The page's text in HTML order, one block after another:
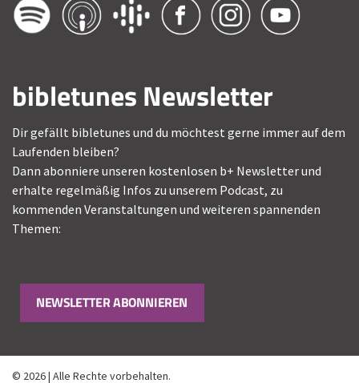
bibletunes Newsletter
Dir gefällt bibletunes und du möchtest gerne immer auf dem
Laufenden bleiben?
Dann abonniere unseren kostenlosen b+ Newsletter und
erhalte regelmäßig Infos zu unserem Podcast, zu
kommenden Veranstaltungen und weiteren spannenden
Themen:
NEWSLETTER ABONNIEREN
© 2026 | Alle Rechte vorbehalten.